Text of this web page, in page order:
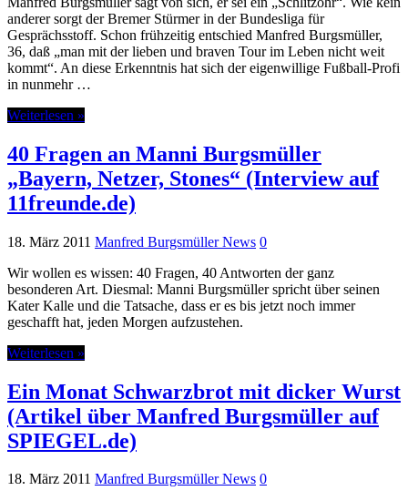
anderer sorgt der Bremer Stürmer in der Bundesliga für
Gesprächsstoff. Schon frühzeitig entschied Manfred Burgsmüller,
36, daß „man mit der lieben und braven Tour im Leben nicht weit
kommt“. An diese Erkenntnis hat sich der eigenwillige Fußball-Profi
in nunmehr …
Weiterlesen »
40 Fragen an Manni Burgsmüller
„Bayern, Netzer, Stones“ (Interview auf
11freunde.de)
18. März 2011 Manfred Burgsmüller News 0
Wir wollen es wissen: 40 Fragen, 40 Antworten der ganz
besonderen Art. Diesmal: Manni Burgsmüller spricht über seinen
Kater Kalle und die Tatsache, dass er es bis jetzt noch immer
geschafft hat, jeden Morgen aufzustehen.
Weiterlesen »
Ein Monat Schwarzbrot mit dicker Wurst
(Artikel über Manfred Burgsmüller auf
SPIEGEL.de)
18. März 2011 Manfred Burgsmüller News 0